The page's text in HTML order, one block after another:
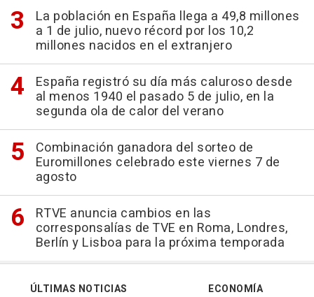
La población en España llega a 49,8 millones
a 1 de julio, nuevo récord por los 10,2
millones nacidos en el extranjero
España registró su día más caluroso desde
al menos 1940 el pasado 5 de julio, en la
segunda ola de calor del verano
Combinación ganadora del sorteo de
Euromillones celebrado este viernes 7 de
agosto
RTVE anuncia cambios en las
corresponsalías de TVE en Roma, Londres,
Berlín y Lisboa para la próxima temporada
ÚLTIMAS NOTICIAS
ECONOMÍA